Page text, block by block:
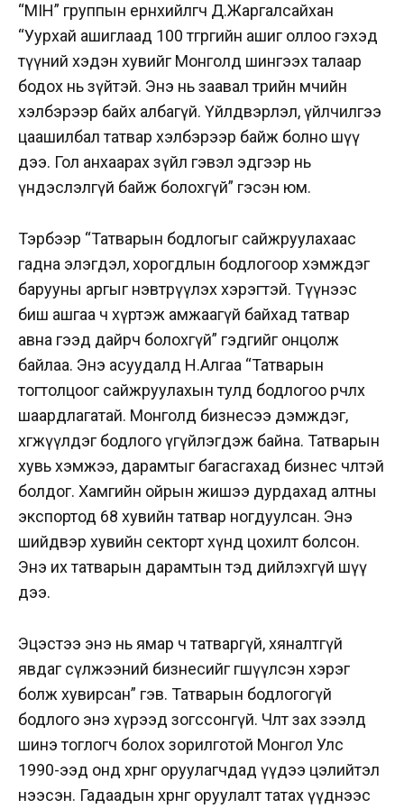
“MIH” группын ерөнхийлөгч Д.Жаргалсайхан
“Уурхай ашиглаад 100 төгрөгийн ашиг оллоо гэхэд
түүний хэдэн хувийг Монголд шингээх талаар
бодох нь зүйтэй. Энэ нь заавал төрийн өмчийн
хэлбэрээр байх албагүй. Үйлдвэрлэл, үйлчилгээ
цаашилбал татвар хэлбэрээр байж болно шүү
дээ. Гол анхаарах зүйл гэвэл эдгээр нь
үндэслэлгүй байж болохгүй” гэсэн юм.
Тэрбээр “Татварын бодлогыг сайжруулахаас
гадна элэгдэл, хорогдлын бодлогоор хэмждэг
барууны аргыг нэвтрүүлэх хэрэгтэй. Түүнээс
биш ашгаа ч хүртэж амжаагүй байхад татвар
авна гээд дайрч болохгүй” гэдгийг онцолж
байлаа. Энэ асуудалд Н.Алгаа “Татварын
тогтолцоог сайжруулахын тулд бодлогоо өөрчлөх
шаардлагатай. Монголд бизнесээ дэмждэг,
хөгжүүлдэг бодлого үгүйлэгдэж байна. Татварын
хувь хэмжээ, дарамтыг багасгахад бизнес чөлөөтэй
болдог. Хамгийн ойрын жишээ дурдахад алтны
экспортод 68 хувийн татвар ногдуулсан. Энэ
шийдвэр хувийн секторт хүнд цохилт болсон.
Энэ их татварын дарамтын тэд дийлэхгүй шүү
дээ.
Эцэстээ энэ нь ямар ч татваргүй, хяналтгүй
явдаг сүлжээний бизнесийг өөгшүүлсэн хэрэг
болж хувирсан” гэв. Татварын бодлогогүй
бодлого энэ хүрээд зогссонгүй. Чөлөөт зах зээлд
шинэ тоглогч болох зорилготой Монгол Улс
1990-ээд онд хөрөнгө оруулагчдад үүдээ цэлийтэл
нээсэн. Гадаадын хөрөнгө оруулалт татах үүднээс